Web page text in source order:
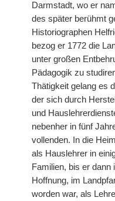
Darmstadt, wo er
des später berühmt
Historiographen
bezog er 1772 die
unter großen
Pädagogik zu
Thätigkeit gelang es
der sich durch
und
nebenher in fünf
vollenden. In die
als Hauslehrer in
Familien, bis er
Hoffnung, im
worden war, als